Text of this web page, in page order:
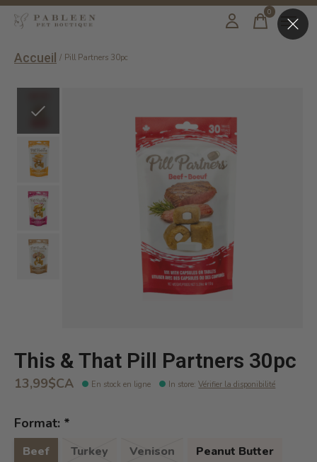
0items
Accueil / Pill Partners 30pc
This & That Pill Partners 30pc
13,99$CA En stock en ligne In store:Vérifier la disponibilité
Format: *
Beef Turkey Venison Peanut Butter